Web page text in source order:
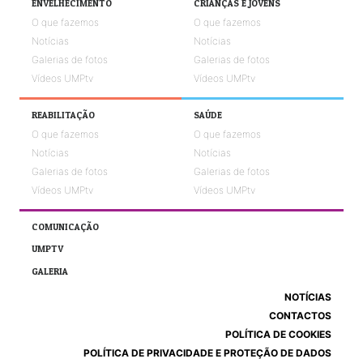
ENVELHECIMENTO
O que fazemos
Notícias
Galerias de fotos
Vídeos UMPtv
CRIANÇAS E JOVENS
O que fazemos
Notícias
Galerias de fotos
Vídeos UMPtv
REABILITAÇÃO
O que fazemos
Notícias
Galerias de fotos
Vídeos UMPtv
SAÚDE
O que fazemos
Notícias
Galerias de fotos
Vídeos UMPtv
COMUNICAÇÃO
UMPTV
GALERIA
NOTÍCIAS
CONTACTOS
POLÍTICA DE COOKIES
POLÍTICA DE PRIVACIDADE E PROTEÇÃO DE DADOS